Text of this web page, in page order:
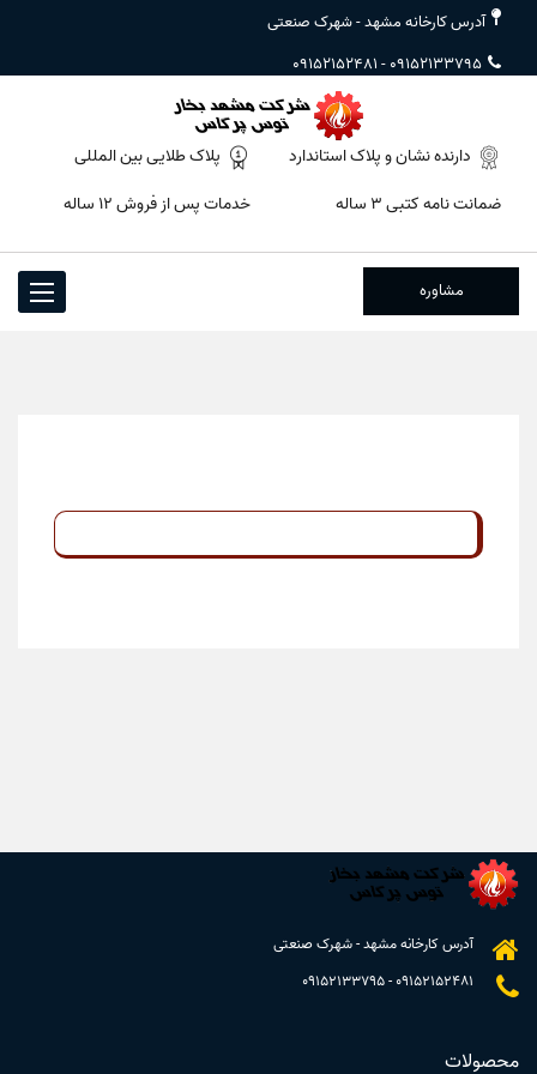
آدرس کارخانه مشهد - شهرک صنعتی
09152133795
-
09152152481
دارنده نشان و پلاک استاندارد
ضمانت نامه کتبی ۳ ساله
پلاک طلایی بین المللی
خدمات پس از فروش ۱۲ ساله
Toggle
مشاوره
آدرس کارخانه مشهد - شهرک صنعتی
09152152481
-
09152133795
محصولات